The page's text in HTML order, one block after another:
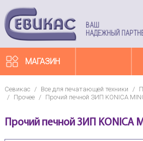
ВАШ
НАДЕЖНЫЙ
МАГАЗИН
Севикас / Все для печатающей техники /
/
Прочее / Прочий печной ЗИП KONICA
Прочий печной ЗИП KONICA